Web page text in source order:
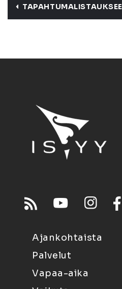
Ajankohtaista
Palvelut
Vapaa-aika